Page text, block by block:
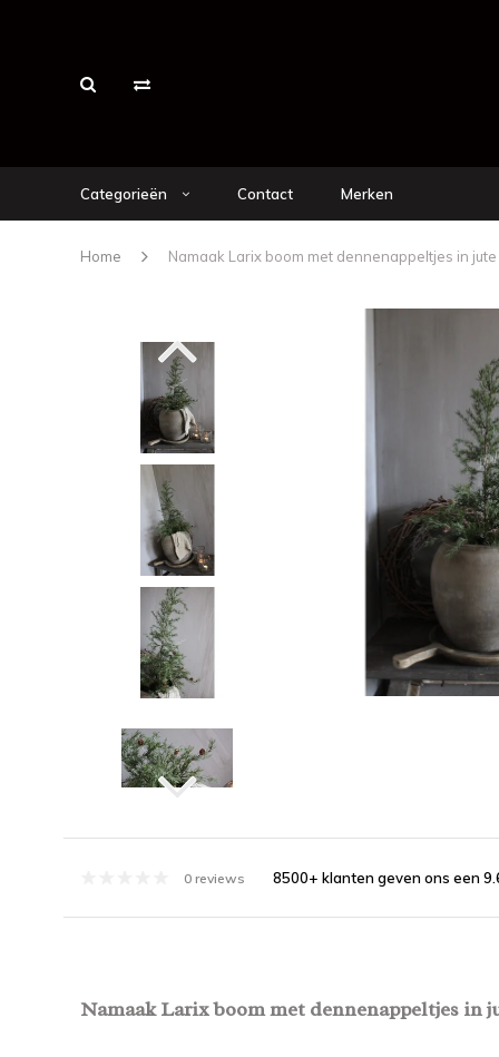
Categorieën Contact Merken
Home Namaak Larix boom met dennenappeltjes in
0 reviews 8500+ klanten geven ons een
Namaak Larix boom met dennenappeltjes in